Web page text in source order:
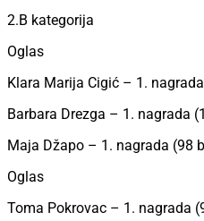
2.B kategorija
Oglas
Klara Marija Cigić – 1.
Barbara Drezga – 1. nagrada
Maja Džapo – 1. nagrada (98
Oglas
Toma Pokrovac – 1. nagrada